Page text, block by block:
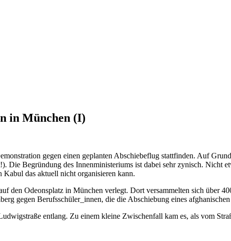
in München (I)
gegen einen geplanten Abschiebeflug stattfinden. Auf
Die Begründung des Innenministeriums ist dabei sehr zynisch. Nicht
das aktuell nicht organisieren kann.
den Odeonsplatz in München verlegt. Dort versammelten sich über
gegen Berufsschüler_innen, die die Abschiebung eines
entlang. Zu einem kleine Zwischenfall kam es, als vom